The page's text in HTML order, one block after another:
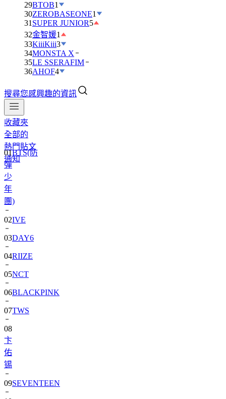
29BTOB1
30ZEROBASEONE1
31 SUPER JUNIOR5
32金智媛1
33KiiiKiii3
34MONSTA X
35LE SSERAFIM
36AHOF4
搜尋您感興趣的資訊
收藏夾
全部的
熱門貼文
通知
01BTS(防
彈
少
年
團)
02IVE
03DAY6
04RIIZE
05NCT
06BLACKPINK
07TWS
08
卞
佑
锡
09SEVENTEEN